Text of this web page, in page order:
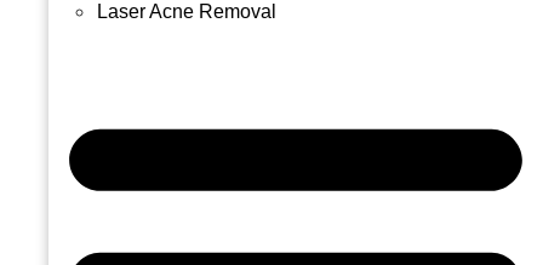
Laser Acne Removal